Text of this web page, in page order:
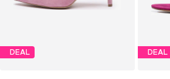
DEAL DEAL